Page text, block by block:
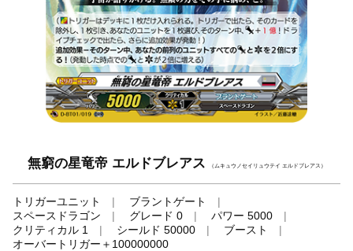
無窮の星竜帝 エルドブレアス （ムキュウノセイリュウテイ エルドブレアス）
トリガーユニット
ブラントゲート
スペースドラゴン
グレード 0
パワー 5000
クリティカル 1
シールド 50000
ブースト
オーバートリガー＋100000000